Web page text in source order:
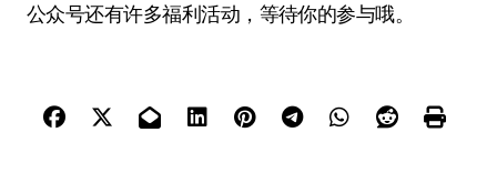
公众号还有许多福利活动，等待你的参与哦。